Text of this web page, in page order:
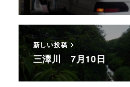
新しい投稿
三澤川 7月10日